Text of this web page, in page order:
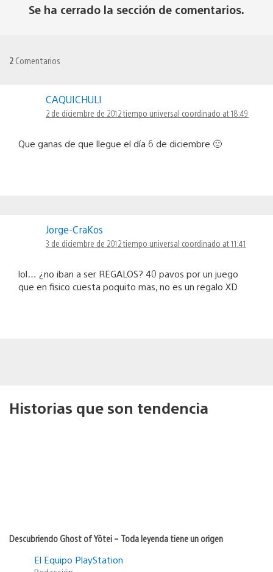
Se ha cerrado la sección de comentarios.
2 Comentarios
CAQUICHULI
2 de diciembre de 2012 tiempo universal coordinado at 18:49
Que ganas de que llegue el día 6 de diciembre 🙂
Jorge-CraKos
3 de diciembre de 2012 tiempo universal coordinado at 11:41
lol… ¿no iban a ser REGALOS? 40 pavos por un juego
que en fisico cuesta poquito mas, no es un regalo XD
Historias que son tendencia
Descubriendo Ghost of Yōtei – Toda leyenda tiene un origen
El Equipo PlayStation